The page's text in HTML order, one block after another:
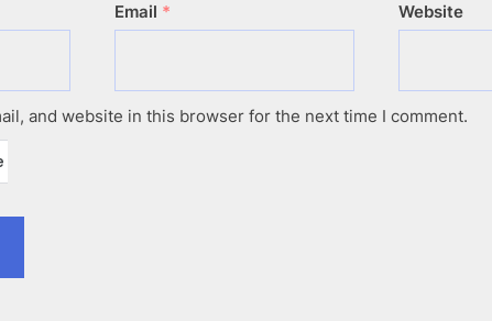
Email * Website
and website in this browser for the next time I comment.